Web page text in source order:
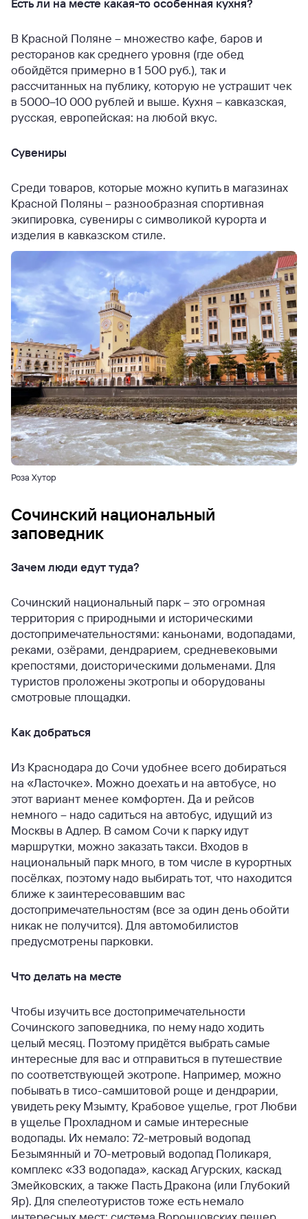
Есть ли на месте какая-то особенная кухня?
В Красной Поляне – множество кафе, баров и
ресторанов как среднего уровня (где обед
обойдётся примерно в 1 500 руб.), так и
рассчитанных на публику, которую не устрашит чек
в 5000–10 000 рублей и выше. Кухня – кавказская,
русская, европейская: на любой вкус.
Сувениры
Среди товаров, которые можно купить в магазинах
Красной Поляны – разнообразная спортивная
экипировка, сувениры с символикой курорта и
изделия в кавказском стиле.
Роза Хутор
Сочинский национальный
заповедник
Зачем люди едут туда?
Сочинский национальный парк – это огромная
территория с природными и историческими
достопримечательностями: каньонами, водопадами,
реками, озёрами, дендрарием, средневековыми
крепостями, доисторическими дольменами. Для
туристов проложены экотропы и оборудованы
смотровые площадки.
Как добраться
Из Краснодара до Сочи удобнее всего добираться
на «Ласточке». Можно доехать и на автобусе, но
этот вариант менее комфортен. Да и рейсов
немного – надо садиться на автобус, идущий из
Москвы в Адлер. В самом Сочи к парку идут
маршрутки, можно заказать такси. Входов в
национальный парк много, в том числе в курортных
посёлках, поэтому надо выбирать тот, что находится
ближе к заинтересовавшим вас
достопримечательностям (все за один день обойти
никак не получится). Для автомобилистов
предусмотрены парковки.
Что делать на месте
Чтобы изучить все достопримечательности
Сочинского заповедника, по нему надо ходить
целый месяц. Поэтому придётся выбрать самые
интересные для вас и отправиться в путешествие
по соответствующей экотропе. Например, можно
побывать в тисо-самшитовой роще и дендрарии,
увидеть реку Мзымту, Крабовое ущелье, грот Любви
в ущелье Прохладном и самые интересные
водопады. Их немало: 72-метровый водопад
Безымянный и 70-метровый водопад Поликаря,
комплекс «33 водопада», каскад Агурских, каскад
Змейковских, а также Пасть Дракона (или Глубокий
Яр). Для спелеотуристов тоже есть немало